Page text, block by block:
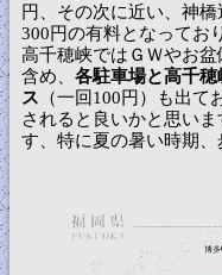
円、その次に近い、神
300円の有料となってお
高千穂峡ではＧＷやお
含め、 各駐車場と高千
ス （一回100円）も出
されると良いかと思い
す、特に夏の暑い時期、